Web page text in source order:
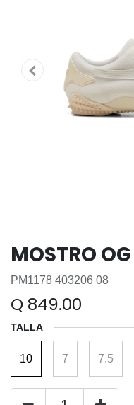
MOSTRO
PM1178 403206 08
Q 849.00
TALLA
10 7 7.5